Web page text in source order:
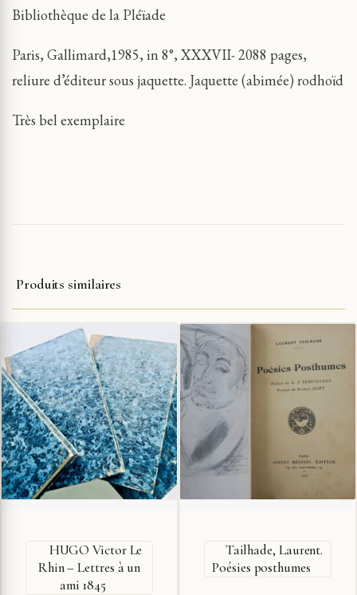
Bibliothèque de la Pléïade
Paris, Gallimard,1985, in 8°, XXXVII- 2088 pages,
reliure d’éditeur sous jaquette. Jaquette (abimée) rodhoïd
Très bel exemplaire
Produits similaires
HUGO Victor Le
Rhin – Lettres à un
ami 1845
Tailhade, Laurent.
Poésies posthumes